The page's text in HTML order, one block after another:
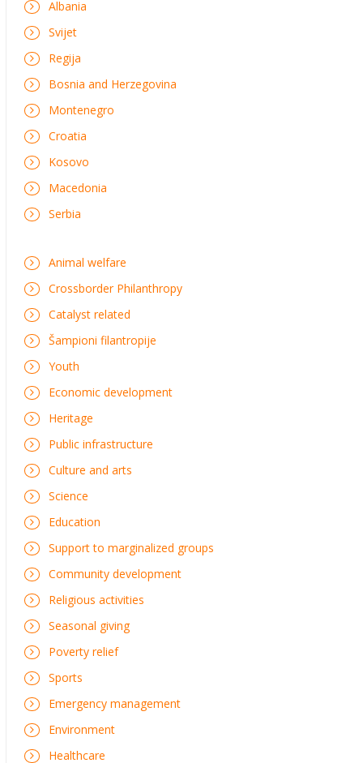
Albania
Svijet
Regija
Bosnia and Herzegovina
Montenegro
Croatia
Kosovo
Macedonia
Serbia
Animal welfare
Crossborder Philanthropy
Catalyst related
Šampioni filantropije
Youth
Economic development
Heritage
Public infrastructure
Culture and arts
Science
Education
Support to marginalized groups
Community development
Religious activities
Seasonal giving
Poverty relief
Sports
Emergency management
Environment
Healthcare